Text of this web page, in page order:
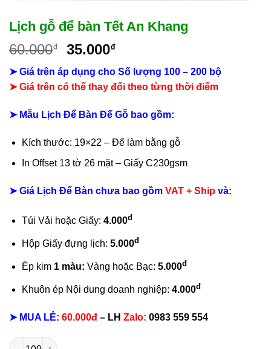
Lịch gỗ để bàn Tết An Khang
60.000₫
Giá
là:
60.000₫.
35.000₫Giá
hiện
tại
là:
35.000₫.
➤ Giá trên áp dụng cho Số lượng 100 – 200 bộ
➤Giá trên có thể thay đổi theo từng thời điểm
➤ Mẫu Lịch Để Bàn Đế Gỗ bao gồm:
Kích thước: 19×22 – Đế làm bằng gỗ
In Offset 13 tờ 26 mặt – Giấy C230gsm
➤ Giá Lịch Để Bàn chưa bao gồm VAT + Ship và:
Túi Vải hoặc Giấy: 4.000đ
Hộp Giấy đựng lịch: 5.000đ
Ép kim 1 màu: Vàng hoặc Bạc: 5.000đ
Khuôn ép Nội dung doanh nghiệp: 4.000đ
➤ MUA LẺ: 60.000đ – LH Zalo: 0983 559 554
Lịch gỗ để bàn Tết An Khang số lượng